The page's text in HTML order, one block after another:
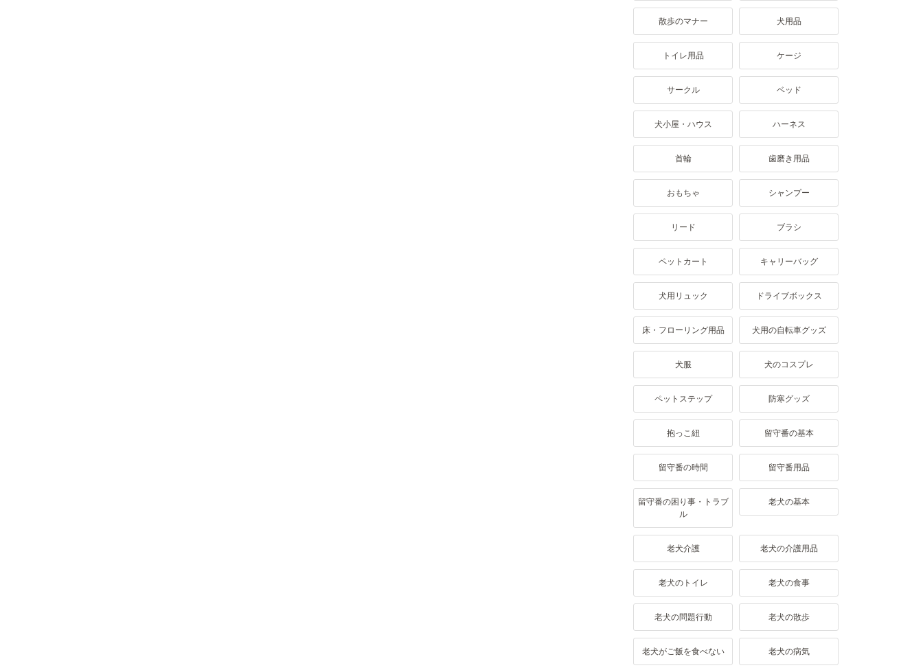
散歩のマナー 犬用品
トイレ用品 ケージ
サークル ベッド
犬小屋・ハウス ハーネス
首輪 歯磨き用品
おもちゃ シャンプー
リード ブラシ
ペットカート キャリーバッグ
犬用リュック ドライブボックス
床・フローリング用品 犬用の自転車グッズ
犬服 犬のコスプレ
ペットステップ 防寒グッズ
抱っこ紐 留守番の基本
留守番の時間 留守番用品
留守番の困り事・トラブ
ル
老犬の基本
老犬介護 老犬の介護用品
老犬のトイレ 老犬の食事
老犬の問題行動 老犬の散歩
老犬がご飯を食べない 老犬の病気